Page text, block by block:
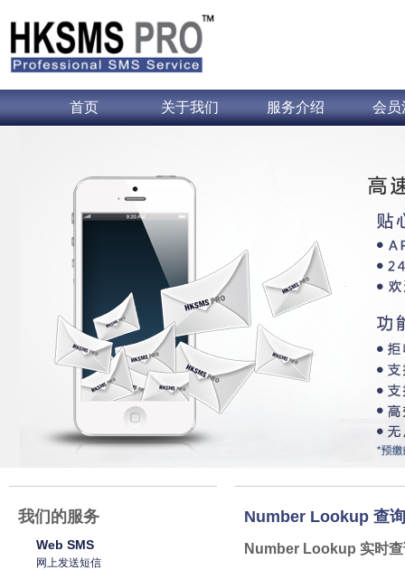
首页 关于我们 服务介绍 会员
我们的服务
Web SMS
网上发送短信
Number Lookup 查
Number Lookup 实时